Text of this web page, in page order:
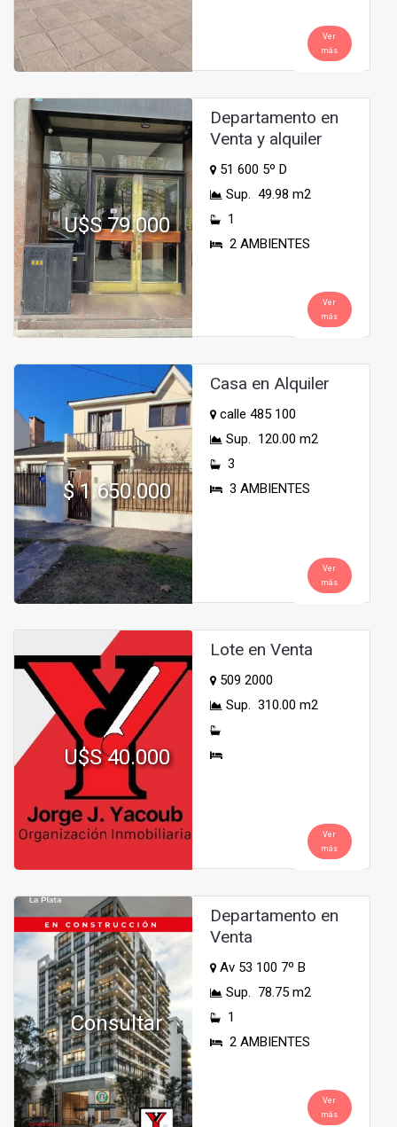
Ver
más
U$S 79.000
Departamento en
Venta y alquiler
51 600 5º D
Sup. 49.98 m2
1
2 AMBIENTES
Ver
más
$ 1.650.000
Casa en Alquiler
calle 485 100
Sup. 120.00 m2
3
3 AMBIENTES
Ver
más
U$S 40.000
Lote en Venta
509 2000
Sup. 310.00 m2
Ver
más
Consultar
Departamento en
Venta
Av 53 100 7º B
Sup. 78.75 m2
1
2 AMBIENTES
Ver
más